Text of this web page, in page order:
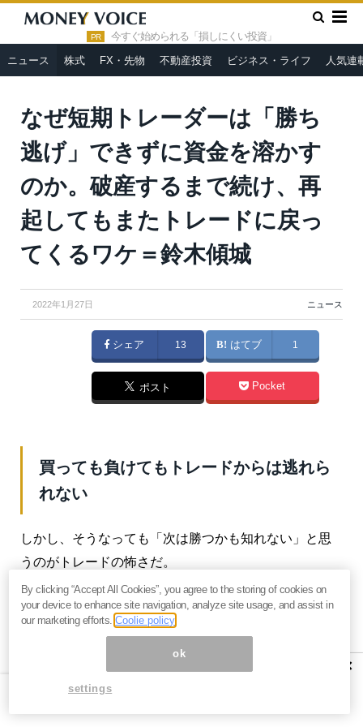
PR 今すぐ始められる「損しにくい投資」
ニュース 株式 FX・先物 不動産投資 ビジネス・ライフ 人気連
HOME » ニュース »
なぜ短期トレーダーは「勝ち逃げ」できず
に資金を溶かすのか。破産するまで続け、再起してもまたトレード
なぜ短期トレーダーは「勝ち
逃げ」できずに資金を溶かす
のか。破産するまで続け、再
起してもまたトレードに戻っ
てくるワケ＝鈴木傾城
2022年1月27日 ニュース
シェア 13 はてブ 1
ポスト Pocket
買っても負けてもトレードからは逃れら
れない
しかし、そうなっても「次は勝つかも知れない」と思
うのがトレードの怖さだ。
FX（外国為替証拠金取引）で自己破産したトレーダー
が、働き始めたのはいいが最初の給料をまたトレード
×
By clicking “Accept All Cookies”, you agree to the storing of cookies on
your device to enhance site navigation, analyze site usage, and assist in
our marketing efforts.Coolie policy
ok
settings